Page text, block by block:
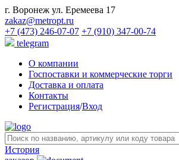
г. Воронеж ул. Еремеева 17
zakaz@metropt.ru
+7 (473) 246-07-07 +7 (910) 347-00-74
telegram
О компании
Госпоставки и коммерческие торги
Доставка и оплата
Контакты
Регистрация/Вход
История